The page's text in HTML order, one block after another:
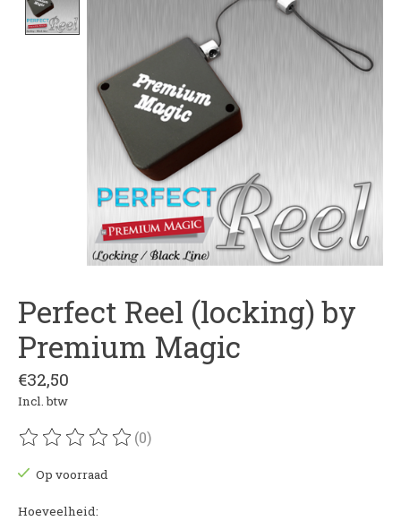
Perfect Reel (locking) by
Premium Magic
€32,50
Incl. btw
De beoordeling van dit product is
(0)
Op voorraad
Hoeveelheid: